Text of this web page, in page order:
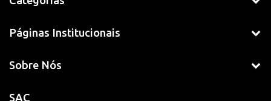
Páginas Institucionais
Sobre Nós
SAC